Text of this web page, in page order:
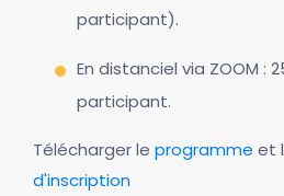
participant).
En distanciel via ZOOM :
participant.
Télécharger le programme et
d'inscription